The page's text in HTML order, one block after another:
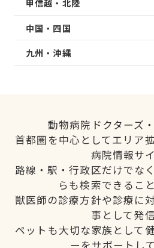
甲信越・北陸
中国・四国
九州・沖縄
動物病院ドクターズ
首都圏を中心としてエリア
病院情報サイ
路線・駅・行政区だけでな
らも検索できるこ
獣医師の診療方針や診療に
事として発信
ペットも大切な家族として
ーをサポートし